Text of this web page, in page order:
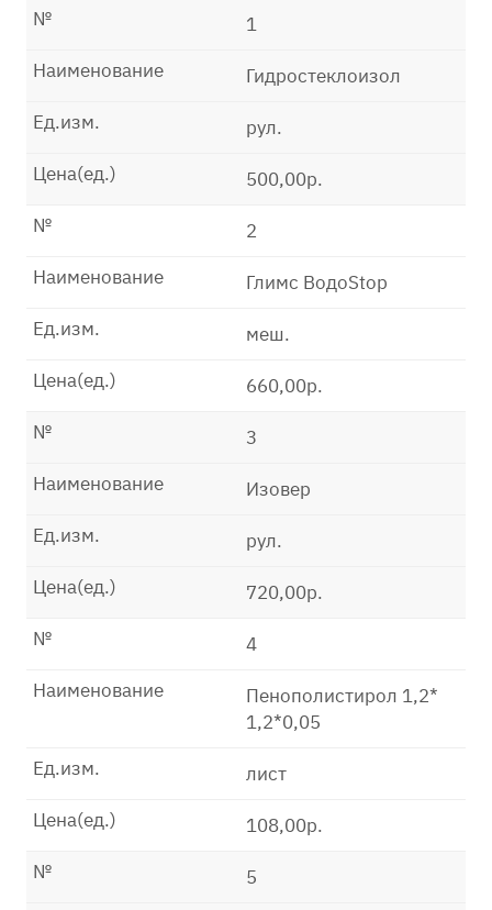
1
№
Гидростеклоизол
Наименование
рул.
Ед.изм.
500,00р.
Цена(ед.)
2
№
Глимс ВодоStop
Наименование
меш.
Ед.изм.
660,00р.
Цена(ед.)
3
№
Изовер
Наименование
рул.
Ед.изм.
720,00р.
Цена(ед.)
4
№
Пенополистирол 1,2*
1,2*0,05
Наименование
лист
Ед.изм.
108,00р.
Цена(ед.)
5
№